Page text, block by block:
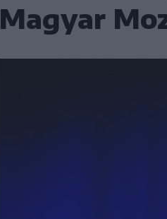
Magyar